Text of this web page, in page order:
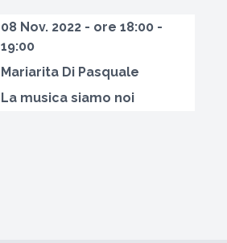
08 Nov. 2022 - ore 18:00 -
19:00
Mariarita Di Pasquale
La musica siamo noi